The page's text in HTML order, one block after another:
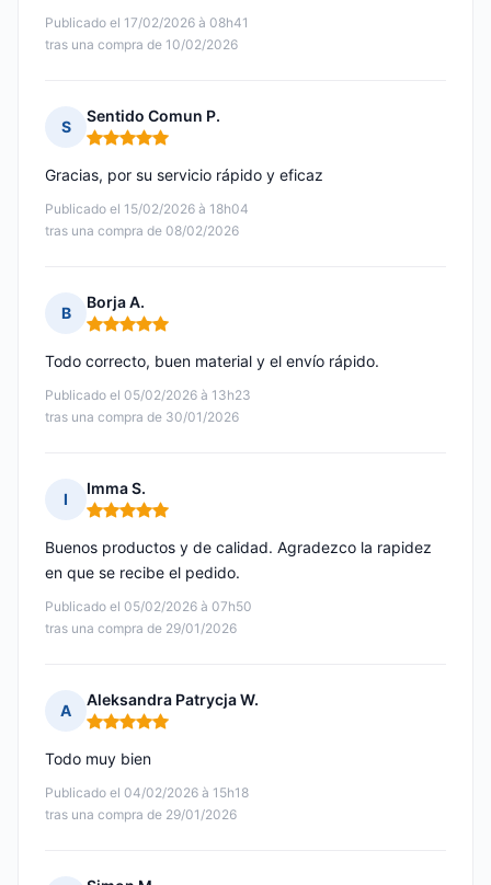
Publicado el 17/02/2026 à 08h41
tras una compra de 10/02/2026
S
Sentido Comun P.
Nota: 5 de 5
Publicado el 15/02/2026 à 18h04
tras una compra de 08/02/2026
Gracias, por su servicio rápido y eficaz
B
Borja A.
Nota: 5 de 5
Publicado el 05/02/2026 à 13h23
tras una compra de 30/01/2026
Todo correcto, buen material y el envío rápido.
I
Imma S.
Nota: 5 de 5
Publicado el 05/02/2026 à 07h50
tras una compra de 29/01/2026
Buenos productos y de calidad. Agradezco la rapidez
en que se recibe el pedido.
A
Aleksandra Patrycja W.
Nota: 5 de 5
Publicado el 04/02/2026 à 15h18
tras una compra de 29/01/2026
Todo muy bien